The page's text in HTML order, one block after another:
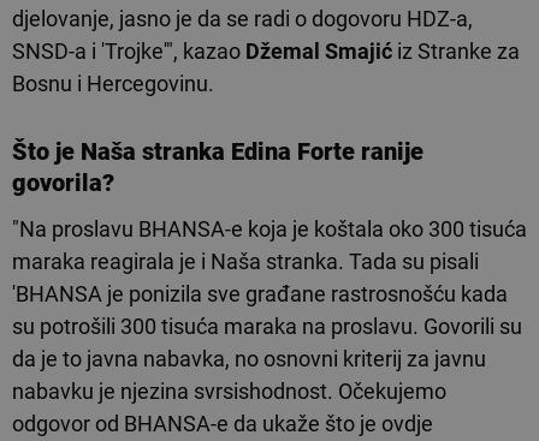
djelovanje, jasno je da se radi o dogovoru HDZ-a,
SNSD-a i 'Trojke'", kazao Džemal Smajić iz Stranke za
Bosnu i Hercegovinu.
Što je Naša stranka Edina Forte ranije
govorila?
"Na proslavu BHANSA-e koja je koštala oko 300 tisuća
maraka reagirala je i Naša stranka. Tada su pisali
'BHANSA je ponizila sve građane rastrosnošću kada
su potrošili 300 tisuća maraka na proslavu. Govorili su
da je to javna nabavka, no osnovni kriterij za javnu
nabavku je njezina svrsishodnost. Očekujemo
odgovor od BHANSA-e da ukaže što je ovdje